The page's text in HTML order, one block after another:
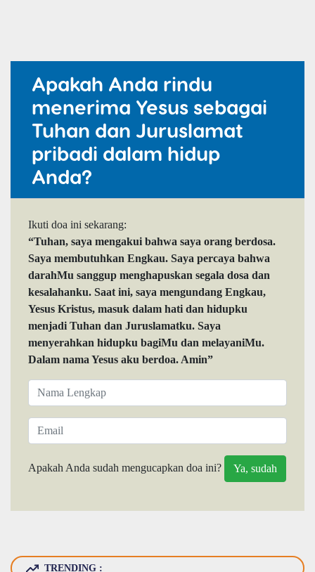
Apakah Anda rindu
menerima Yesus sebagai
Tuhan dan Juruslamat
pribadi dalam hidup
Anda?
Ikuti doa ini sekarang:
“Tuhan, saya mengakui bahwa saya orang berdosa.
Saya membutuhkan Engkau. Saya percaya bahwa
darahMu sanggup menghapuskan segala dosa dan
kesalahanku. Saat ini, saya mengundang Engkau,
Yesus Kristus, masuk dalam hati dan hidupku
menjadi Tuhan dan Juruslamatku. Saya
menyerahkan hidupku bagiMu dan melayaniMu.
Dalam nama Yesus aku berdoa. Amin”
Apakah Anda sudah mengucapkan doa ini?
TRENDING :